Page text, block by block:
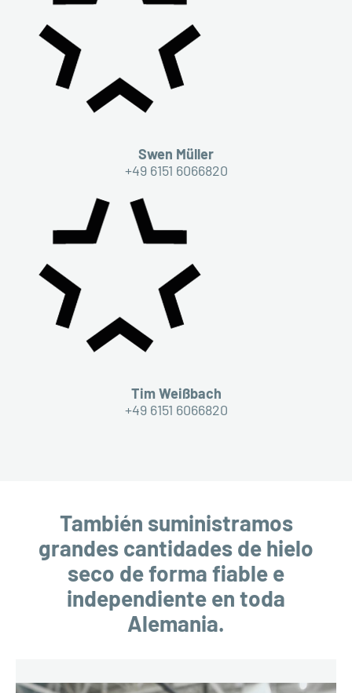
Swen Müller
+49 6151 6066820
Tim Weißbach
+49 6151 6066820
También suministramos
grandes cantidades de hielo
seco de forma fiable e
independiente en toda
Alemania.